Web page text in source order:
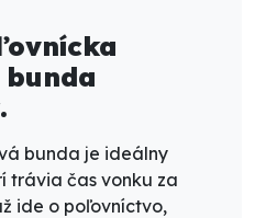
bunda je ideálny
trávia čas vonku za
ide o poľovníctvo,